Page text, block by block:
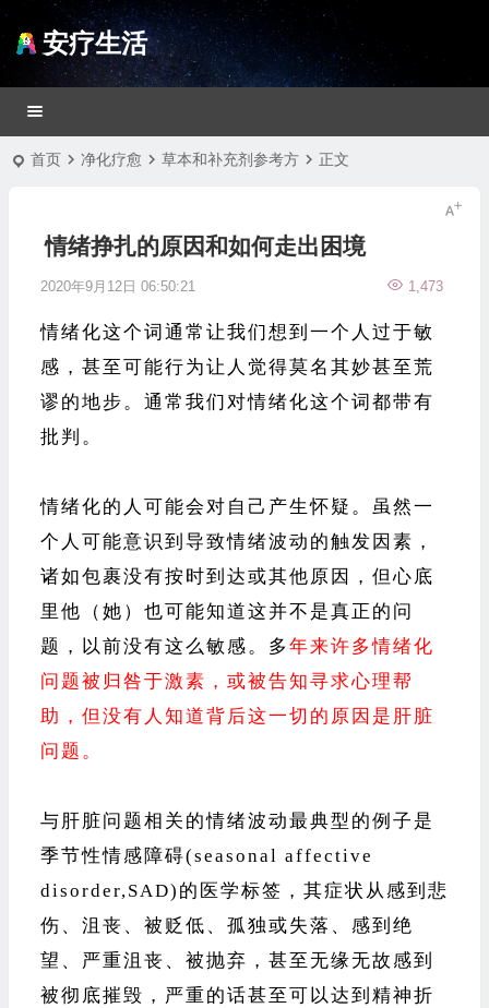
安疗生活
首页 净化疗愈 草本和补充剂参考方 正文
情绪挣扎的原因和如何走出困境
2020年9月12日 06:50:21 1,473
情绪化这个词通常让我们想到一个人过于敏
感，甚至可能行为让人觉得莫名其妙甚至荒
谬的地步。通常我们对情绪化这个词都带有
批判。
情绪化的人可能会对自己产生怀疑。虽然一
个人可能意识到导致情绪波动的触发因素，
诸如包裹没有按时到达或其他原因，但心底
里他（她）也可能知道这并不是真正的问
题，以前没有这么敏感。多年来许多情绪化
问题被归咎于激素，或被告知寻求心理帮
助，但没有人知道背后这一切的原因是肝脏
问题。
与肝脏问题相关的情绪波动最典型的例子是
季节性情感障碍(seasonal affective
disorder,SAD)的医学标签，其症状从感到悲
伤、沮丧、被贬低、孤独或失落、感到绝
望、严重沮丧、被抛弃，甚至无缘无故感到
被彻底摧毁，严重的话甚至可以达到精神折